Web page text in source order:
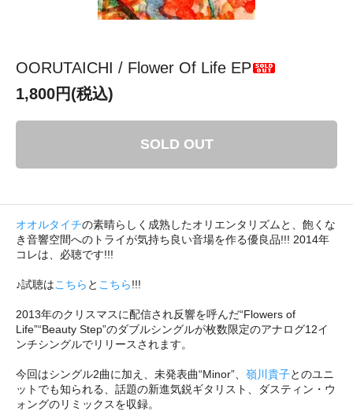
OORUTAICHI / Flower Of Life EP
1,800円(税込)
SOLD OUT
オオルタイチの素晴らしく成熟したオリエンタリズムと、飽くな
き音響空間へのトライが気持ち良い音場を作る優良品!!! 2014年
コレは、必聴です!!!
♪試聴はこちら と こちら!!!
2013年のクリスマスに配信され反響を呼んだ“Flowers of
Life”“Beauty Step”のダブルシングルが枚数限定のアナログ12イ
ンチシングルでリリースされます。
今回はシングル2曲に加え、未発表曲“Minor”、 嶺川貴子とのユニ
ットでも知られる、話題の新進気鋭ギタリスト、ダスティン・ウ
ォングのリミックスを収録。